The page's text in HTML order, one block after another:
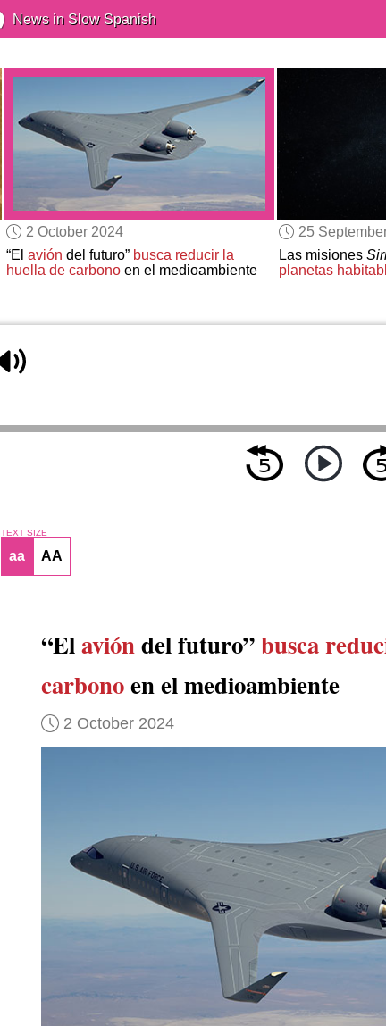
News in Slow Spanish
2 October 2024
“El avión del futuro” busca reducir la
huella de carbonoen el medioambiente
25
Las misiones
planetas
TEXT SIZE
aa AA
“Elavióndel futuro”busca
carbonoen el medioambiente
2 October 2024